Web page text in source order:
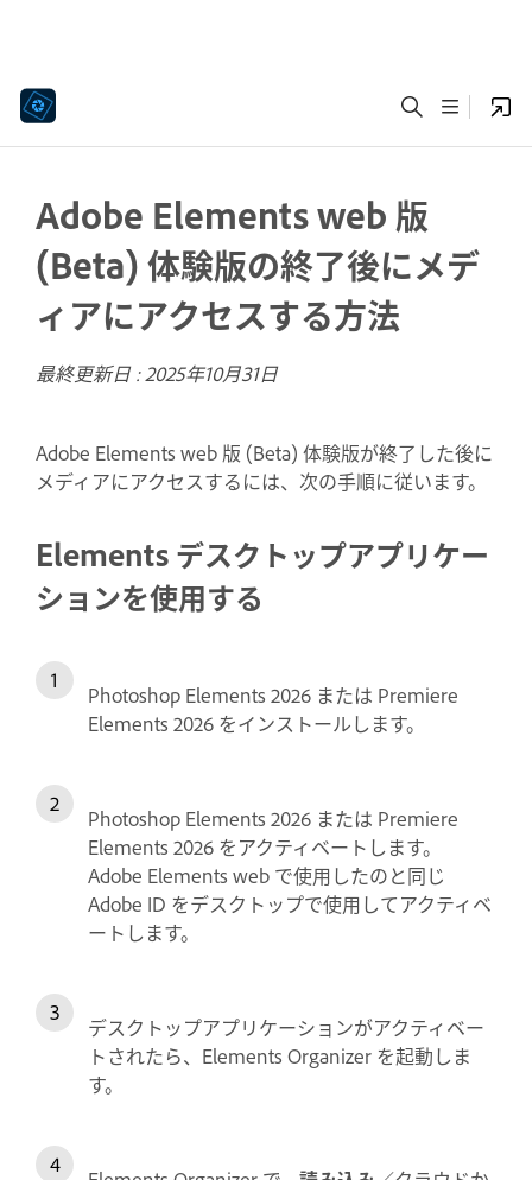
Adobe Elements web 版
(Beta) 体験版の終了後にメデ
ィアにアクセスする方法
最終更新日 :2025年10月31日
Adobe Elements web 版 (Beta) 体験版が終了した後に
メディアにアクセスするには、次の手順に従います。
Elements デスクトップアプリケー
ションを使用する
Photoshop Elements 2026 または Premiere
Elements 2026 をインストールします。
Photoshop Elements 2026 または Premiere
Elements 2026 をアクティベートします。
Adobe Elements web で使用したのと同じ
Adobe ID をデスクトップで使用してアクティベ
ートします。
デスクトップアプリケーションがアクティベー
トされたら、Elements Organizer を起動しま
す。